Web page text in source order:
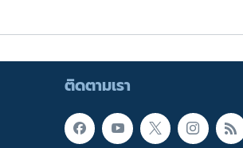
ติดตามเรา